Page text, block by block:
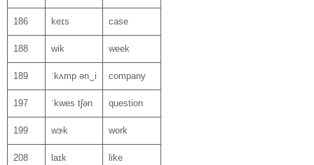
186 keɪs case
188 wik week
189 ˈkʌmp ən‿i company
197 ˈkwes tʃən question
199 wɝk work
208 laɪk like